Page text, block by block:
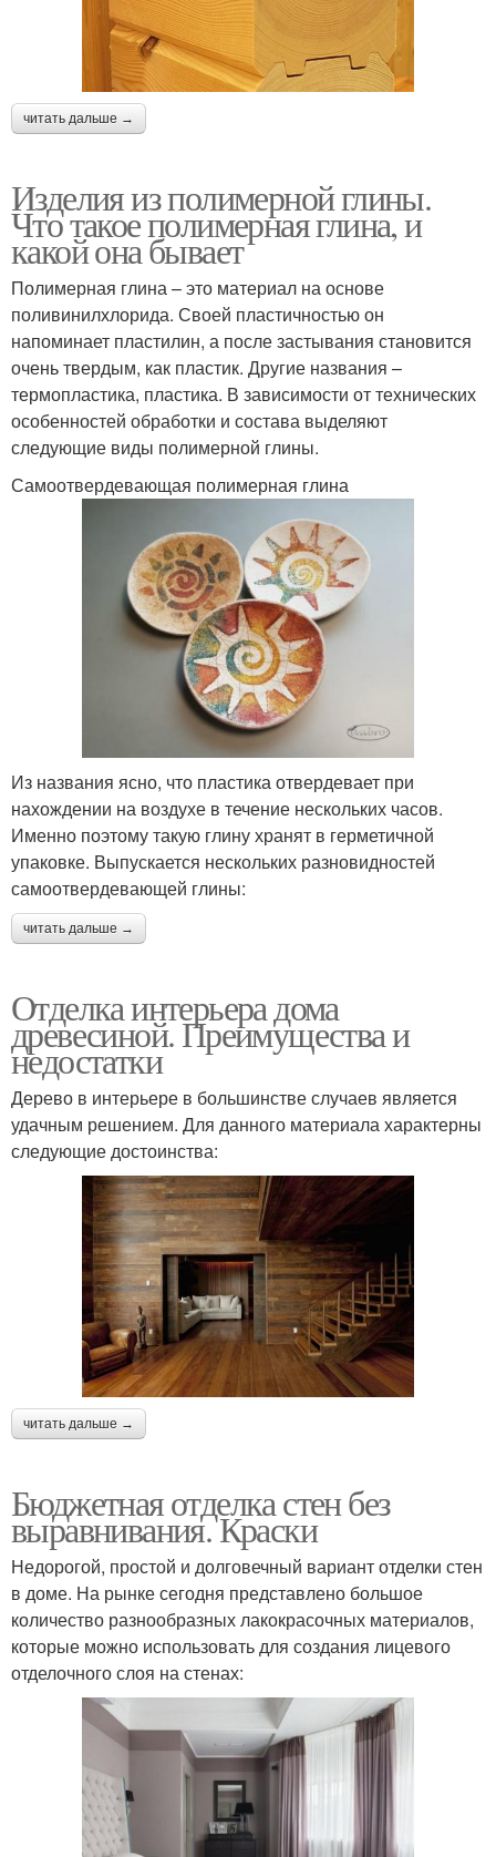
читать дальше →
Изделия из полимерной глины.
Что такое полимерная глина, и
какой она бывает
Полимерная глина – это материал на основе
поливинилхлорида. Своей пластичностью он
напоминает пластилин, а после застывания становится
очень твердым, как пластик. Другие названия –
термопластика, пластика. В зависимости от технических
особенностей обработки и состава выделяют
следующие виды полимерной глины.
Самоотвердевающая полимерная глина
Из названия ясно, что пластика отвердевает при
нахождении на воздухе в течение нескольких часов.
Именно поэтому такую глину хранят в герметичной
упаковке. Выпускается нескольких разновидностей
самоотвердевающей глины:
читать дальше →
Отделка интерьера дома
древесиной. Преимущества и
недостатки
Дерево в интерьере в большинстве случаев является
удачным решением. Для данного материала характерны
следующие достоинства:
читать дальше →
Бюджетная отделка стен без
выравнивания. Краски
Недорогой, простой и долговечный вариант отделки стен
в доме. На рынке сегодня представлено большое
количество разнообразных лакокрасочных материалов,
которые можно использовать для создания лицевого
отделочного слоя на стенах: